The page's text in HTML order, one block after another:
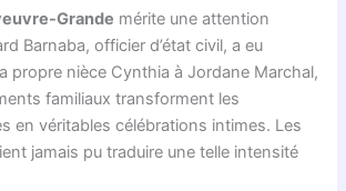
Grande mérite une attention
Barnaba, officier d’état civil, a eu
propre nièce Cynthia à Jordane Marchal,
familiaux transforment les
en véritables célébrations intimes. Les
jamais pu traduire une telle intensité